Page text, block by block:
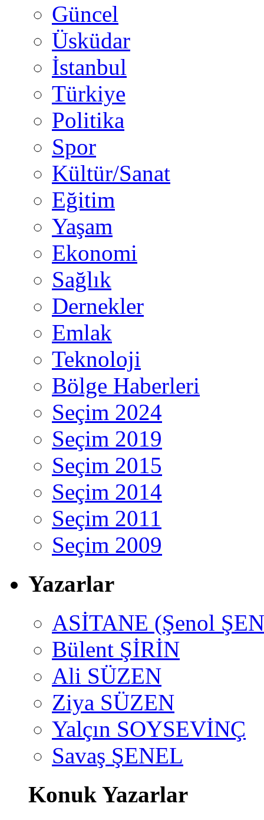
Güncel
Üsküdar
İstanbul
Türkiye
Politika
Spor
Kültür/Sanat
Eğitim
Yaşam
Ekonomi
Sağlık
Dernekler
Emlak
Teknoloji
Bölge Haberleri
Seçim 2024
Seçim 2019
Seçim 2015
Seçim 2014
Seçim 2011
Seçim 2009
Yazarlar
ASİTANE (Şenol
Bülent ŞİRİN
Ali SÜZEN
Ziya SÜZEN
Yalçın SOYSEVİNÇ
Savaş ŞENEL
Konuk Yazarlar